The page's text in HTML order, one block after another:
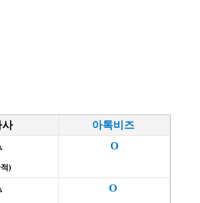
사
아톡비즈
)
O
O